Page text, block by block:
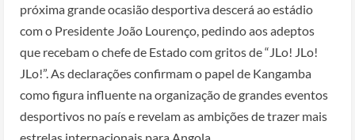
próxima grande ocasião desportiva descerá ao estádio
com o Presidente João Lourenço, pedindo aos adeptos
que recebam o chefe de Estado com gritos de “JLo! JLo!
JLo!”. As declarações confirmam o papel de Kangamba
como figura influente na organização de grandes eventos
desportivos no país e revelam as ambições de trazer mais
estrelas internacionais para Angola.